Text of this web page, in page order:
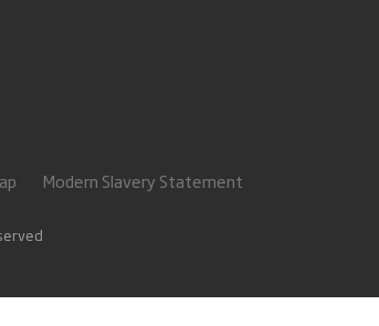
Modern Slavery Statement